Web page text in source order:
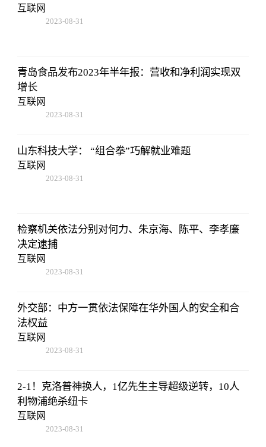
互联网
2023-08-31
青岛食品发布2023年半年报：营收和净利润实现双
增长
互联网
2023-08-31
山东科技大学： “组合拳”巧解就业难题
互联网
2023-08-31
检察机关依法分别对何力、朱京海、陈平、李孝廉
决定逮捕
互联网
2023-08-31
外交部：中方一贯依法保障在华外国人的安全和合
法权益
互联网
2023-08-31
2-1！克洛普神换人，1亿先生主导超级逆转，10人
利物浦绝杀纽卡
互联网
2023-08-31